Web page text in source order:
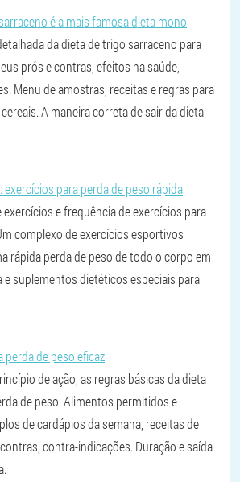
é a mais famosa dieta mono
da dieta de trigo sarraceno para
prós e contras, efeitos na saúde,
Menu de amostras, receitas e regras para
A maneira correta de sair da dieta
exercícios para perda de peso rápida
exercícios e frequência de exercícios para
complexo de exercícios esportivos
rápida perda de peso de todo o corpo em
e suplementos dietéticos especiais para
perda de peso eficaz
de ação, as regras básicas da dieta
de peso. Alimentos permitidos e
de cardápios da semana, receitas de
contra-indicações. Duração e saída